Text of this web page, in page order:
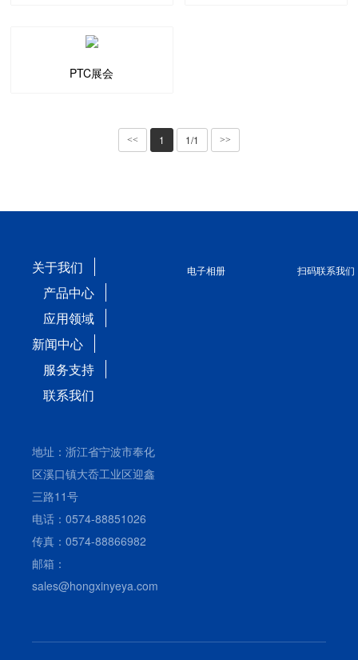
PTC展会
<< 1 1/1 >>
关于我们
产品中心
应用领域
新闻中心
服务支持
联系我们
地址：浙江省宁波市奉化
区溪口镇大岙工业区迎鑫
三路11号
电话：0574-88851026
传真：0574-88866982
邮箱：
sales@hongxinyeya.com
电子相册 扫码联系我们